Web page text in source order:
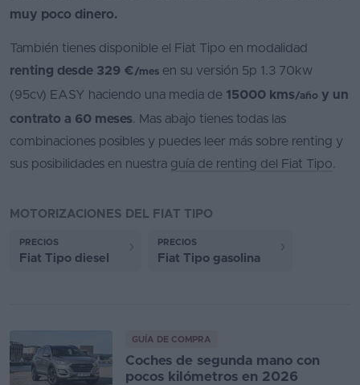
muy poco dinero.
También tienes disponible el Fiat Tipo en modalidad
renting desde 329 €/mes en su versión 5p 1.3 70kw
(95cv) EASY haciendo una media de 15000 kms/año y un
contrato a 60 meses. Mas abajo tienes todas las
combinaciones posibles y puedes leer más sobre renting y
sus posibilidades en nuestra guía de renting del Fiat Tipo.
MOTORIZACIONES DEL FIAT TIPO
PRECIOS
Fiat Tipo diesel
PRECIOS
Fiat Tipo gasolina
GUÍA DE COMPRA
Coches de segunda mano con
pocos kilómetros en 2026